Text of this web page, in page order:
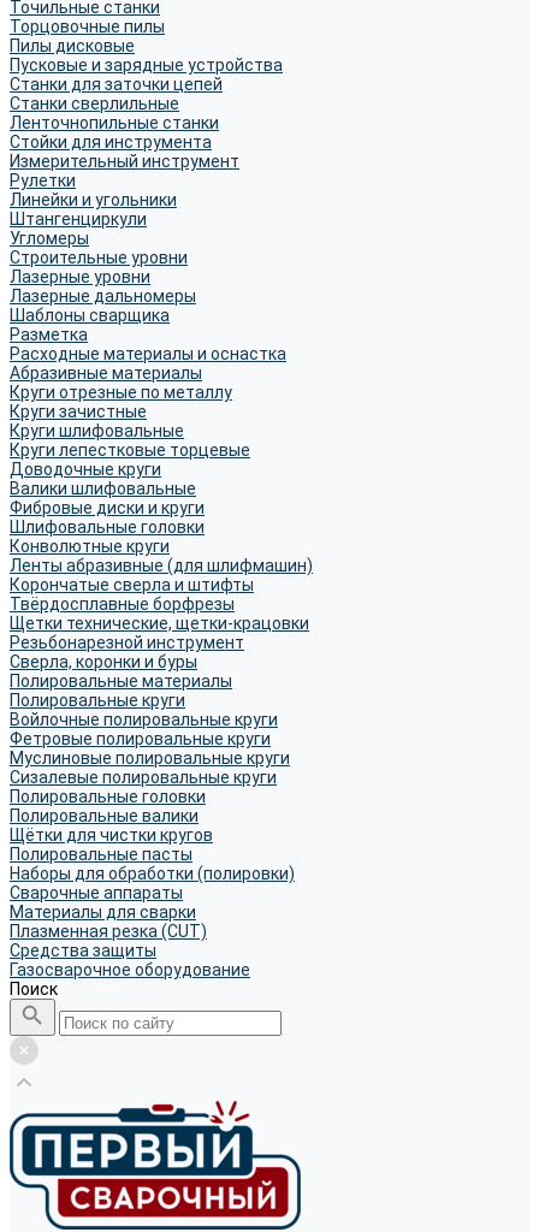
Точильные станки
Торцовочные пилы
Пилы дисковые
Пусковые и зарядные устройства
Станки для заточки цепей
Станки сверлильные
Ленточнопильные станки
Стойки для инструмента
Измерительный инструмент
Рулетки
Линейки и угольники
Штангенциркули
Угломеры
Строительные уровни
Лазерные уровни
Лазерные дальномеры
Шаблоны сварщика
Разметка
Расходные материалы и оснастка
Абразивные материалы
Круги отрезные по металлу
Круги зачистные
Круги шлифовальные
Круги лепестковые торцевые
Доводочные круги
Валики шлифовальные
Фибровые диски и круги
Шлифовальные головки
Конволютные круги
Ленты абразивные (для шлифмашин)
Корончатые сверла и штифты
Твёрдосплавные борфрезы
Щетки технические, щетки-крацовки
Резьбонарезной инструмент
Сверла, коронки и буры
Полировальные материалы
Полировальные круги
Войлочные полировальные круги
Фетровые полировальные круги
Муслиновые полировальные круги
Cизалевые полировальные круги
Полировальные головки
Полировальные валики
Щётки для чистки кругов
Полировальные пасты
Наборы для обработки (полировки)
Сварочные аппараты
Материалы для сварки
Плазменная резка (CUT)
Средства защиты
Газосварочное оборудование
Поиск